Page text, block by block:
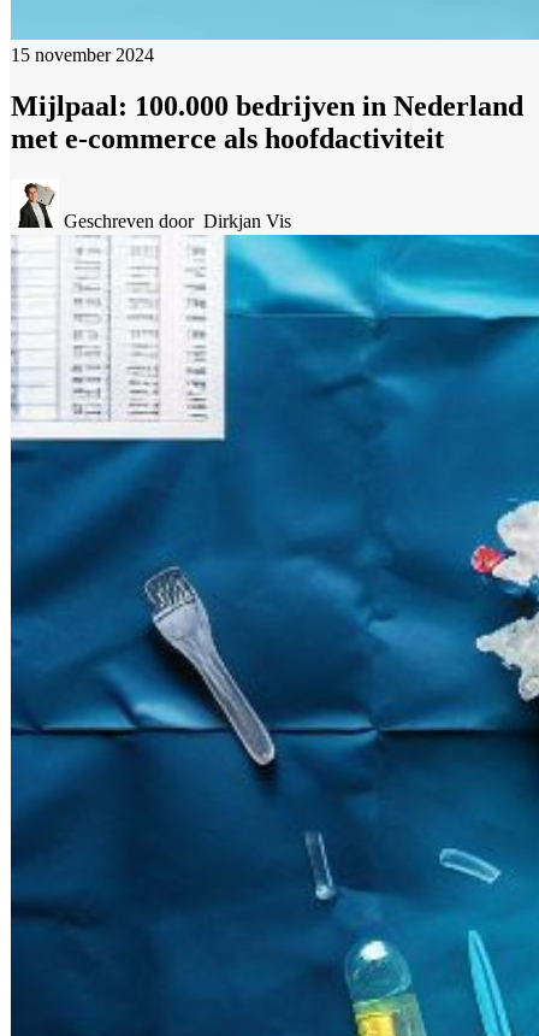
15 november 2024
Mijlpaal: 100.000 bedrijven in Nederland
met e-commerce als hoofdactiviteit
Geschreven door Dirkjan Vis